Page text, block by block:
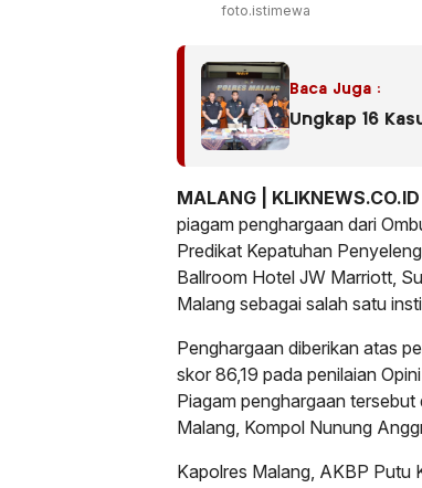
foto.istimewa
Baca Juga :
Ungkap 16
MALANG | KLIKNEWS.CO.ID
piagam penghargaan dari
Predikat Kepatuhan
Ballroom Hotel JW Marriott,
Malang sebagai salah satu
Penghargaan diberikan atas
skor 86,19 pada penilaian
Piagam penghargaan
Malang, Kompol Nunung
Kapolres Malang, AKBP Putu